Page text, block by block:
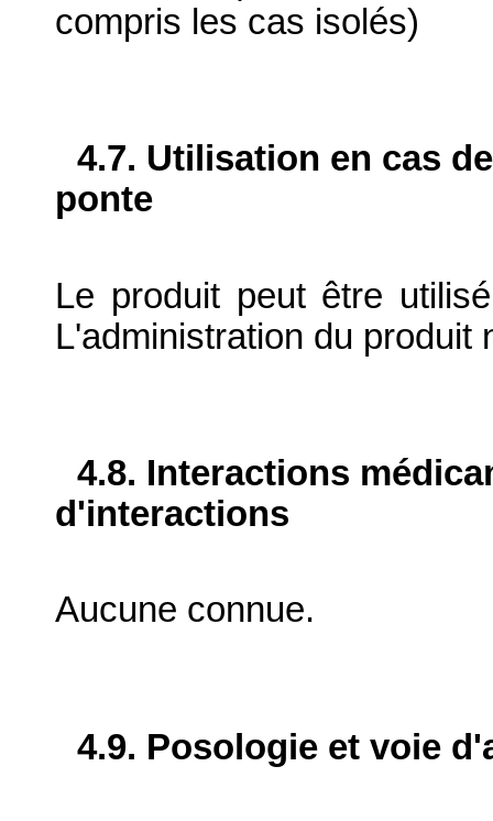
compris les cas isolés)
4.7. Utilisation en cas
ponte
Le produit peut être
L'administration du produit
4.8. Interactions
d'interactions
Aucune connue.
4.9. Posologie et voie